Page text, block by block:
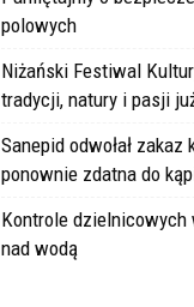
polowych
Niżański Festiwal
tradycji, natury i pasji
Sanepid odwołał
ponownie zdatna do
Kontrole
nad wodą